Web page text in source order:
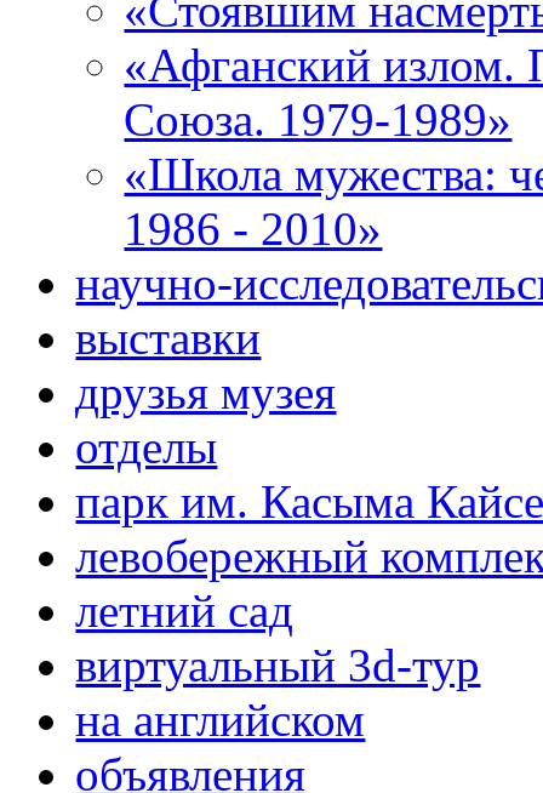
«Афганский излом.
Союза. 1979-1989»
«Школа мужества:
1986 - 2010»
научно-
выставки
друзья музея
отделы
парк им. Касыма
левобережный
летний сад
виртуальный 3d-тур
на английском
объявления